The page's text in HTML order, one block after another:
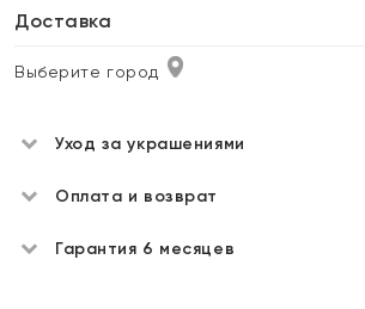
Доставка
Выберите город
Уход за украшениями
Оплата и возврат
Гарантия 6 месяцев